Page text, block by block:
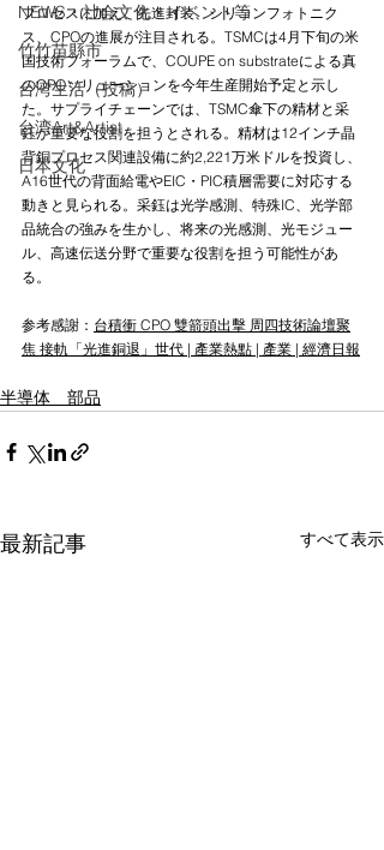
NEWS・社会文化・イベント等
竹竹苗縣市
台湾生活（投稿）
台湾Art&Artist
日本文化
プロセスに加え、先進封装、シリコンフォトニク
ス、CPOの進展が注目される。TSMCは4月下旬の米
国技術フォーラムで、COUPE on substrateによる真
のCPOソリューションを今年生産開始予定と示し
た。サプライチェーンでは、TSMC傘下の精材と采
鈺が重要な役割を担うとされる。精材は12インチ晶
背銅プロセス関連設備に約2,221万米ドルを投資し、
A16世代の背面給電やEIC・PIC積層需要に対応する
動きと見られる。采鈺は光学感測、特殊IC、光学部
品統合の強みを生かし、将来の光感測、光モジュー
ル、高速伝送分野で重要な役割を担う可能性があ
る。
参考感謝： 台積衝 CPO 雙箭頭出擊 周四技術論壇聚
焦 接軌「光進銅退」世代 | 產業熱點 | 產業 | 經濟日報
半導体 部品
最新記事 すべて表示